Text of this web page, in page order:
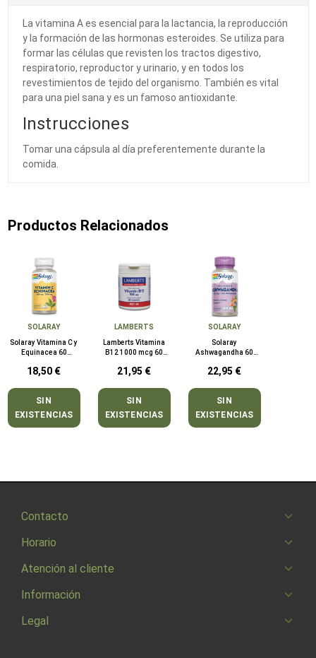
La vitamina A es esencial para la lactancia, la reproducción
y la formación de las hormonas esteroides. Se utiliza para
formar las células que revisten los tractos digestivo,
respiratorio, reproductor y urinario, y en todos los
revestimientos de tejido del organismo. También es vital
para una piel sana y es un famoso antioxidante.
Instrucciones
Tomar una cápsula al día preferentemente durante la
comida.
Productos Relacionados
SOLARAY
Solaray Vitamina C y
Equinacea 60
18,50 €
SIN
EXISTENCIAS
LAMBERTS
Lamberts Vitamina
B12 1000 mcg 60
21,95 €
SIN
EXISTENCIAS
SOLARAY
Solaray
Ashwagandha 60
22,95 €
SIN
EXISTENCIAS
Contacto
Horario
Atención al cliente
Información
Legal